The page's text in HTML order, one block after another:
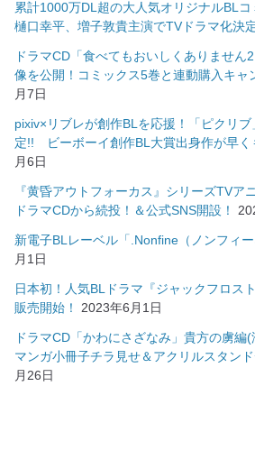
累計1000万DL超の大人気オリジナルBL
樋口幸平、増子敦貴主演でTVドラマ化決定
ドラマCD「食べてもおいしくありません
像を公開！コミックス5巻と連動購入キャ
月7日
pixiv×リブレが創作BLを応援！「ピクリ
定!! ビーボーイ創作BL大賞出身作が早く
月6日
『黄昏アウトフォーカス』シリーズTVア
ドラマCDから続投！＆公式SNS開設！
新電子BLレーベル「.Nonfine（ノンフィー
月1日
日本初！人気BLドラマ『ジャックフロス
販売開始！
2023年6月1日
ドラマCD「かわにさざなみ」貴方の虜
マンガ小冊子チラ見せ＆アクリルスタンド
月26日